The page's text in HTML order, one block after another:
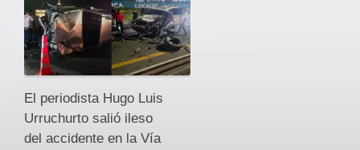
El periodista Hugo Luis
Urruchurto salió ileso
del accidente en la Vía